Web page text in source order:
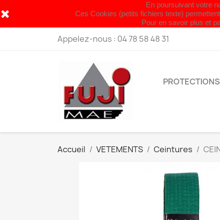
En poursuivant votre
Ces Cookies (petits fichiers texte)
Pour en savoir plus et
Appelez-nous : 04 78 58 48 31
PROTECTIONS
Accueil VETEMENTS Ceintures